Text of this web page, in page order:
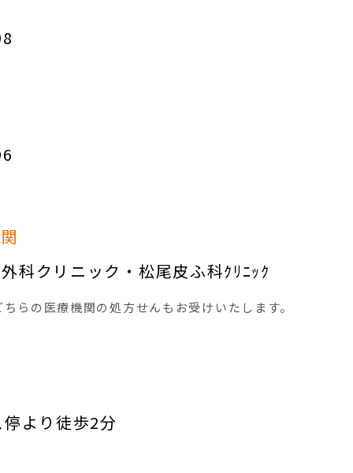
科クリニック・松尾皮ふ科ｸﾘﾆｯｸ
らの医療機関の処方せんもお受けいたします。
より徒歩2分